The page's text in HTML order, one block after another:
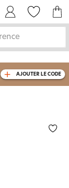
AJOUTER LE CODE